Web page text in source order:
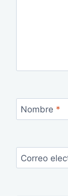
Nombre *
Correo